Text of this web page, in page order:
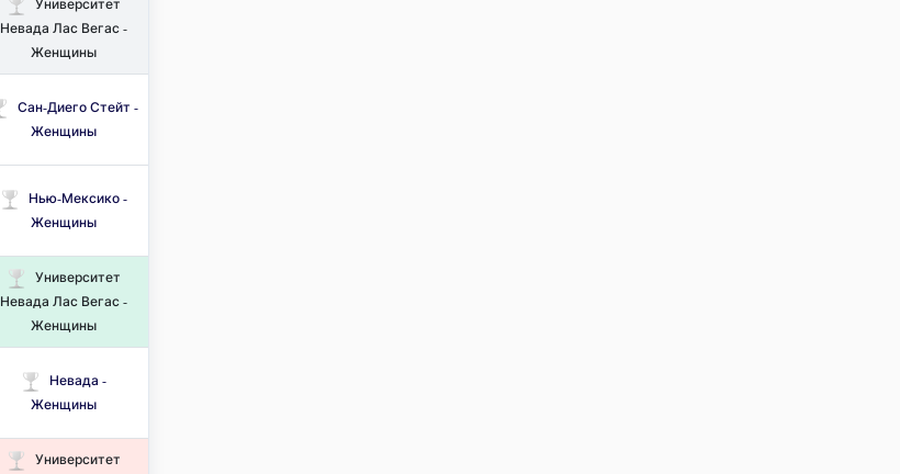
Университет
Невада Лас Вегас -
Женщины
Сан-Диего Стейт -
Женщины
Нью-Мексико -
Женщины
Университет
Невада Лас Вегас -
Женщины
Невада -
Женщины
Университет